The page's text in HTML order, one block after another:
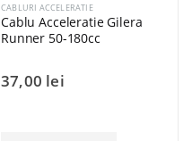
CABLURI ACCELERATIE
Cablu Acceleratie Gilera
Runner 50-180cc
37,00 lei